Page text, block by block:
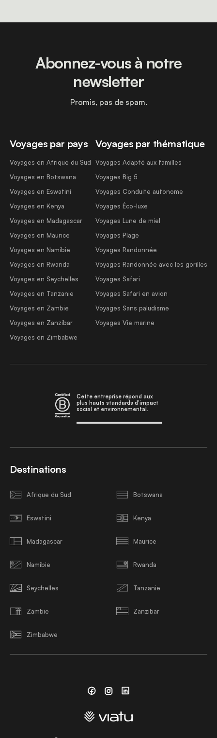
Voyages par pays
Voyages en Afrique du Sud
Voyages en Botswana
Voyages en Eswatini
Voyages en Kenya
Voyages en Madagascar
Voyages en Maurice
Voyages en Namibie
Voyages en Rwanda
Voyages en Seychelles
Voyages en Tanzanie
Voyages en Zambie
Voyages en Zanzibar
Voyages en Zimbabwe
Voyages par thématique
Voyages Adapté aux familles
Voyages Big 5
Voyages Conduite autonome
Voyages Éco-luxe
Voyages Lune de miel
Voyages Plage
Voyages Randonnée
Voyages Randonnée avec les gorilles
Voyages Safari
Voyages Safari en avion
Voyages Sans paludisme
Voyages Vie marine
Abonnez-vous à notre
newsletter
Promis, pas de spam.
Cette entreprise répond aux
plus hauts standards d'impact
social et environnemental.
Destinations
Afrique du Sud Botswana
Eswatini Kenya
Madagascar Maurice
Namibie Rwanda
Seychelles Tanzanie
Zambie Zanzibar
Zimbabwe
FacebookInstagramLinkedin